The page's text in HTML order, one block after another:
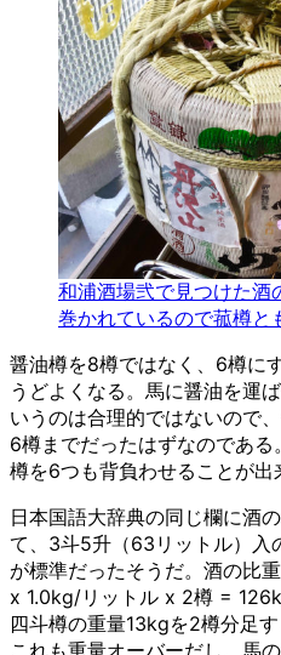
和浦酒場弐で見つけた酒
巻かれているので菰樽と
醤油樽を8樽ではなく、6樽に
うどよくなる。馬に醤油を運
いうのは合理的ではないので
6樽までだったはずなのであ
樽を6つも背負わせることが出
日本国語大辞典の同じ欄に酒
て、3斗5升（63リットル）入
が標準だったそうだ。酒の比
x 1.0kg/リットル x 2樽 =
四斗樽の重量13kgを2樽分足